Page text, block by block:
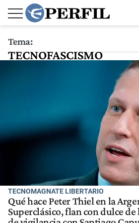
Tema:
TECNOFASCISMO
TECNOMAGNATE LIBERTARIO
Qué hace Peter Thiel en la
Superclásico, flan con dulce